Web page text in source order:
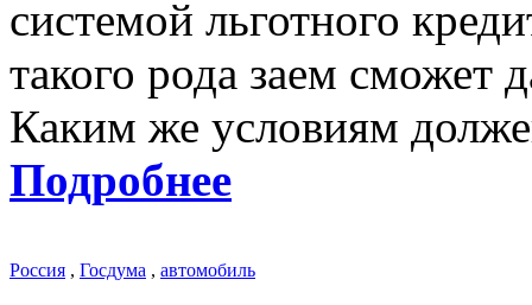
системой льготного
такого рода заем
Каким же условиям
Подробнее
Россия , Госдума , автомобиль